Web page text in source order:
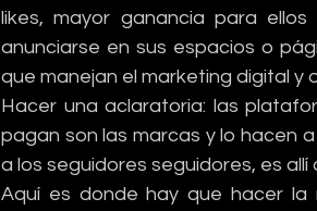
likes, mayor ganancia para
anunciarse en sus espacios o
que manejan el marketing digital y
Hacer una aclaratoria: las
pagan son las marcas y lo hacen
a los seguidores seguidores, es
Aquí es donde hay que hacer la